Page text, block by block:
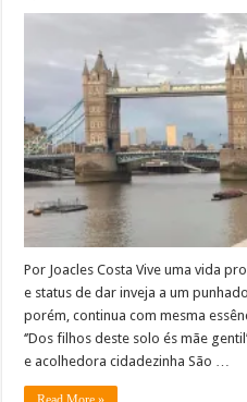
Por Joacles Costa Vive uma vida
e status de dar inveja a um
porém, continua com mesma
‘’Dos filhos deste solo és mãe
e acolhedora cidadezinha São …